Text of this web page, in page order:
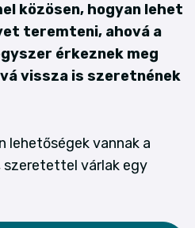
közösen, hogyan lehet
teremteni, ahová a
érkeznek meg
vissza is szeretnének
lehetőségek vannak a
szeretettel várlak egy